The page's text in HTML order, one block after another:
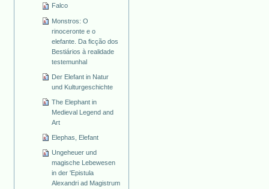
Falco
Monstros: O
rinoceronte e o
elefante. Da ficção dos
Bestiários à realidade
testemunhal
Der Elefant in Natur
und Kulturgeschichte
The Elephant in
Medieval Legend and
Art
Elephas, Elefant
Ungeheuer und
magische Lebewesen
in der 'Epistula
Alexandri ad Magistrum